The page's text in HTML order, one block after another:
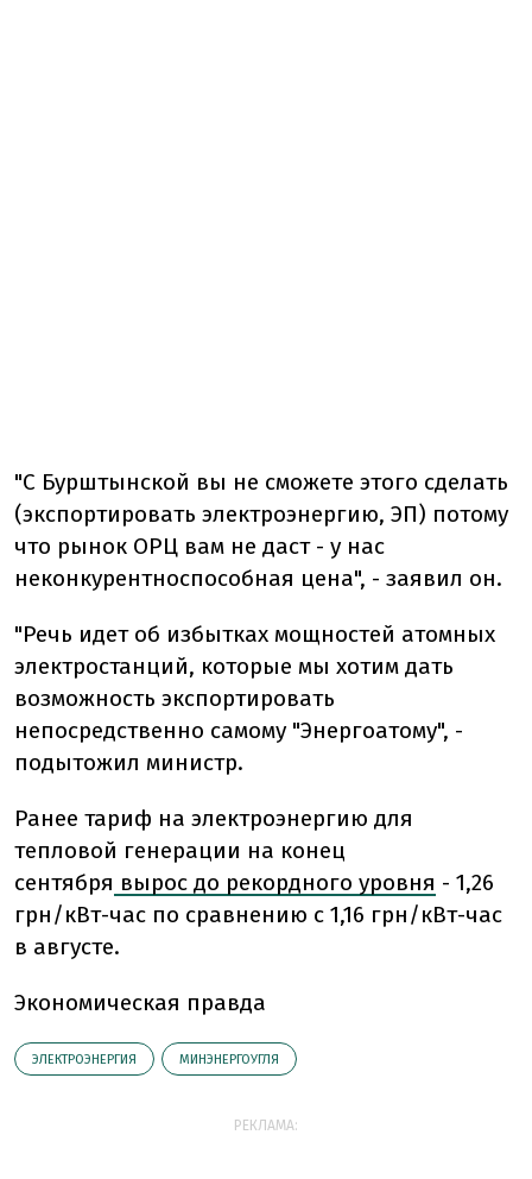
"С Бурштынской вы не сможете этого сделать
(экспортировать электроэнергию, ЭП) потому
что рынок ОРЦ вам не даст - у нас
неконкурентноспособная цена", - заявил он.
"Речь идет об избытках мощностей атомных
электростанций, которые мы хотим дать
возможность экспортировать
непосредственно самому "Энергоатому", -
подытожил министр.
Ранее тариф на электроэнергию для
тепловой генерации на конец
сентября вырос до рекордного уровня - 1,26
грн/кВт-час по сравнению с 1,16 грн/кВт-час
в августе.
Экономическая правда
ЭЛЕКТРОЭНЕРГИЯ МИНЭНЕРГОУГЛЯ
РЕКЛАМА: